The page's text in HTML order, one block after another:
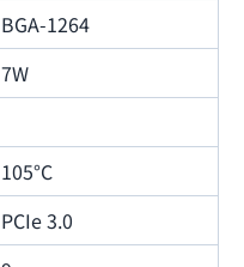
BGA-1264
7W
105°C
PCIe 3.0